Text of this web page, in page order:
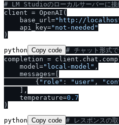
# LM Studioのローカルサーバーに接
client = OpenAI(
    base_url=
"http: //
    api_key=
"not-needed"
python Copy code # チャット形式で
completion =
    model=
"local-model" ,
    messages=[
        {
"role" : "user" ,
    ],
    temperature=
0.7
python Copy code # レスポンスの